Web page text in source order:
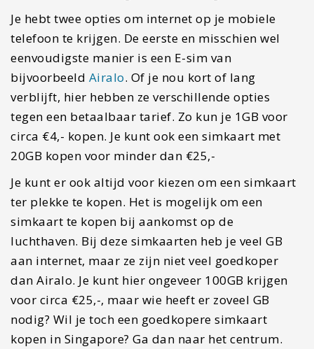
Je hebt twee opties om internet op je mobiele
telefoon te krijgen. De eerste en misschien wel
eenvoudigste manier is een E-sim van
bijvoorbeeld Airalo. Of je nou kort of lang
verblijft, hier hebben ze verschillende opties
tegen een betaalbaar tarief. Zo kun je 1GB voor
circa €4,- kopen. Je kunt ook een simkaart met
20GB kopen voor minder dan €25,-
Je kunt er ook altijd voor kiezen om een simkaart
ter plekke te kopen. Het is mogelijk om een
simkaart te kopen bij aankomst op de
luchthaven. Bij deze simkaarten heb je veel GB
aan internet, maar ze zijn niet veel goedkoper
dan Airalo. Je kunt hier ongeveer 100GB krijgen
voor circa €25,-, maar wie heeft er zoveel GB
nodig? Wil je toch een goedkopere simkaart
kopen in Singapore? Ga dan naar het centrum.